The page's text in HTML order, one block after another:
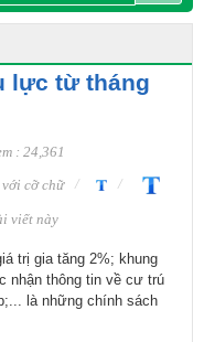
lực từ tháng
: 24,361
với cỡ chữ
viết này
trị gia tăng 2%; khung
nhận thông tin về cư trú
là những chính sách